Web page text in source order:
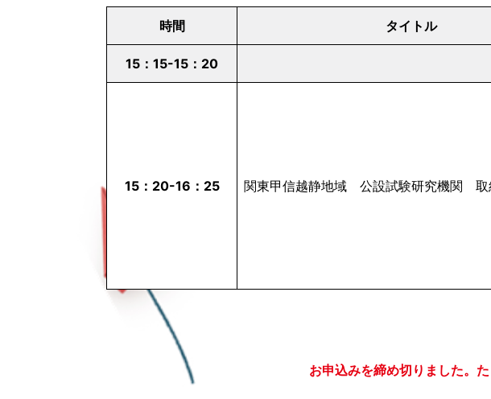
時間 タイトル
15：15-15：20
15：20-16：25 関東甲信越静地域 公設試験研究機関 取
お申込みを締め切りました。